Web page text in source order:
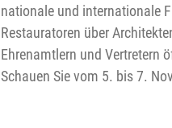
nationale und internationale
Restauratoren über
Ehrenamtlern und Vertretern
Schauen Sie vom 5. bis 7.